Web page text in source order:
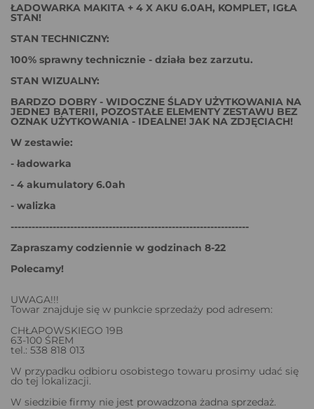
ŁADOWARKA MAKITA + 4 X AKU 6.0AH, KOMPLET, IGŁA
STAN!
STAN TECHNICZNY:
100% sprawny technicznie - działa bez zarzutu.
STAN WIZUALNY:
BARDZO DOBRY - WIDOCZNE ŚLADY UŻYTKOWANIA NA
JEDNEJ BATERII, POZOSTAŁE ELEMENTY ZESTAWU BEZ
OZNAK UŻYTKOWANIA - IDEALNE! JAK NA ZDJĘCIACH!
W zestawie:
- ładowarka
- 4 akumulatory 6.0ah
- walizka
--------------------------------------------------------------------
Zapraszamy codziennie w godzinach 8-22
Polecamy!
UWAGA!!!
Towar znajduje się w punkcie sprzedaży pod adresem:
CHŁAPOWSKIEGO 19B
63-100 ŚREM
tel.: 538 818 013
W przypadku odbioru osobistego towaru prosimy udać się
do tej lokalizacji.
W siedzibie firmy nie jest prowadzona żadna sprzedaż.